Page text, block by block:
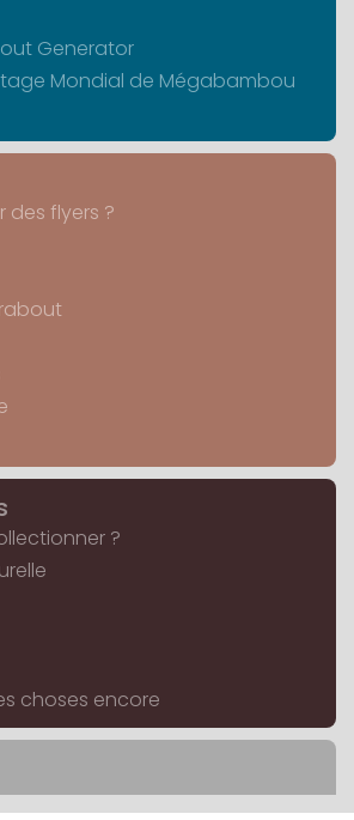
Generator
Mondial de Mégabambou
des flyers ?
?
choses encore